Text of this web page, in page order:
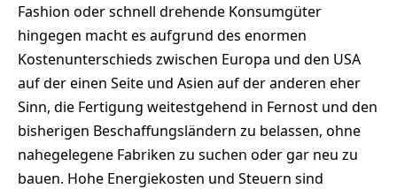
Fashion oder schnell drehende Konsumgüter
hingegen macht es aufgrund des enormen
Kostenunterschieds zwischen Europa und den USA
auf der einen Seite und Asien auf der anderen eher
Sinn, die Fertigung weitestgehend in Fernost und den
bisherigen Beschaffungsländern zu belassen, ohne
nahegelegene Fabriken zu suchen oder gar neu zu
bauen. Hohe Energiekosten und Steuern sind